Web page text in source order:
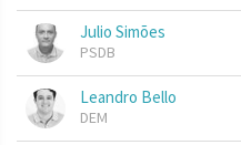
Julio Simões
PSDB
Leandro Bello
DEM